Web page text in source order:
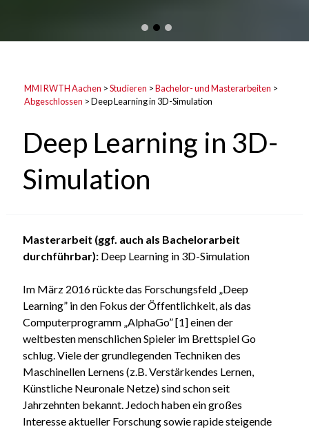
MMI RWTH Aachen >Studieren >Bachelor- und Masterarbeiten >
Abgeschlossen >Deep Learning in 3D-Simulation
Deep Learning in 3D-
Simulation
Masterarbeit (ggf. auch als Bachelorarbeit
durchführbar):Deep Learning in 3D-Simulation
Im März 2016 rückte das Forschungsfeld „Deep
Learning” in den Fokus der Öffentlichkeit, als das
Computerprogramm „AlphaGo” [1] einen der
weltbesten menschlichen Spieler im Brettspiel Go
schlug. Viele der grundlegenden Techniken des
Maschinellen Lernens (z.B. Verstärkendes Lernen,
Künstliche Neuronale Netze) sind schon seit
Jahrzehnten bekannt. Jedoch haben ein großes
Interesse aktueller Forschung sowie rapide steigende